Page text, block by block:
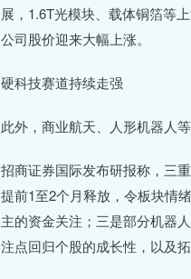
展，1.6T光模块、载体铜箔等
公司股价迎来大幅上涨。
硬科技赛道持续走强
此外，商业航天、人形机器人
招商证券国际发布研报称，三
提前1至2个月释放，令板块情
主的资金关注；三是部分机器
注点回归个股的成长性，以及